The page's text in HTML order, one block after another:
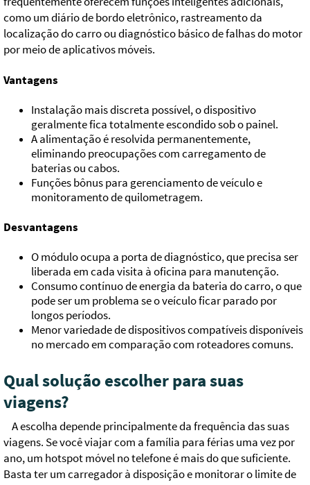
como um diário de bordo eletrônico, rastreamento da
localização do carro ou diagnóstico básico de falhas do motor
por meio de aplicativos móveis.
Vantagens
Instalação mais discreta possível, o dispositivo
geralmente fica totalmente escondido sob o painel.
A alimentação é resolvida permanentemente,
eliminando preocupações com carregamento de
baterias ou cabos.
Funções bônus para gerenciamento de veículo e
monitoramento de quilometragem.
Desvantagens
O módulo ocupa a porta de diagnóstico, que precisa ser
liberada em cada visita à oficina para manutenção.
Consumo contínuo de energia da bateria do carro, o que
pode ser um problema se o veículo ficar parado por
longos períodos.
Menor variedade de dispositivos compatíveis disponíveis
no mercado em comparação com roteadores comuns.
Qual solução escolher para suas
viagens?
A escolha depende principalmente da frequência das suas
viagens. Se você viajar com a família para férias uma vez por
ano, um hotspot móvel no telefone é mais do que suficiente.
Basta ter um carregador à disposição e monitorar o limite de